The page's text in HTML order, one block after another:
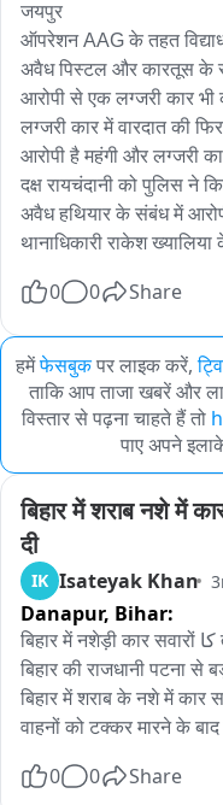
जयपुर
ऑपरेशन AAG के तहत
अवैध पिस्टल और कारतूस के
आरोपी से एक लग्जरी कार भी
लग्जरी कार में वारदात की
आरोपी है महंगी और लग्जरी
दक्ष रायचंदानी को पुलिस ने
अवैध हथियार के संबंध में
थानाधिकारी राकेश
0 0 Share
हमेंफेसबुकपर लाइक करें,
ताकि आप ताजा खबरें और
विस्तार से पढ़ना चाहते हैं तो
पाए अपने
बिहार में शराब नशे में
दी
IK Isateyak Khan
Danapur, Bihar:
बिहार में नशेड़ी कार सवारों کا तांडव
बिहार की राजधानी पटना से
बिहार में शराब के नशे में कार
वाहनों को टक्कर मारने के
पूरी घटना का लाइव वीडियो
0 0 Share